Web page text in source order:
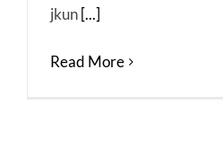
jkun [...]
Read More